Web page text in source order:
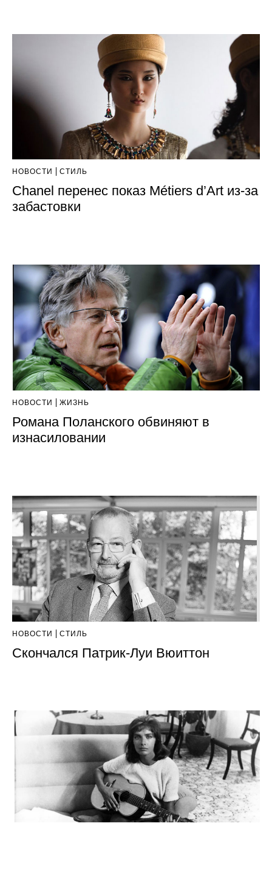
НОВОСТИ СТИЛЬ
Chanel перенес показ Métiers d’Art из-за
забастовки
НОВОСТИ ЖИЗНЬ
Романа Поланского обвиняют в
изнаcиловании
НОВОСТИ СТИЛЬ
Скончался Патрик-Луи Вюиттон